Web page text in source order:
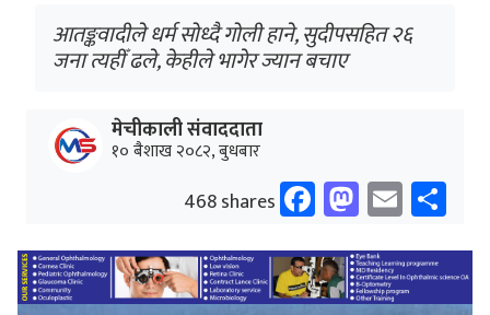
आतङ्कवादीले धर्म सोध्दै गोली हाने, सुदीपसहित २६
जना त्यहीँ ढले, केहीले भागेर ज्यान बचाए
मेचीकाली संवाददाता
१० बैशाख २०८२, बुधबार
468 shares Facebook
Email